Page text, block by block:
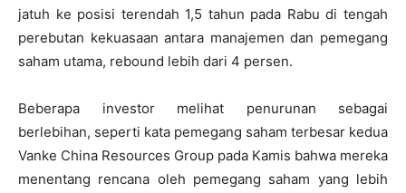
jatuh ke posisi terendah 1,5 tahun pada Rabu di tengah
perebutan kekuasaan antara manajemen dan pemegang
saham utama, rebound lebih dari 4 persen.
Beberapa investor melihat penurunan sebagai
berlebihan, seperti kata pemegang saham terbesar kedua
Vanke China Resources Group pada Kamis bahwa mereka
menentang rencana oleh pemegang saham yang lebih